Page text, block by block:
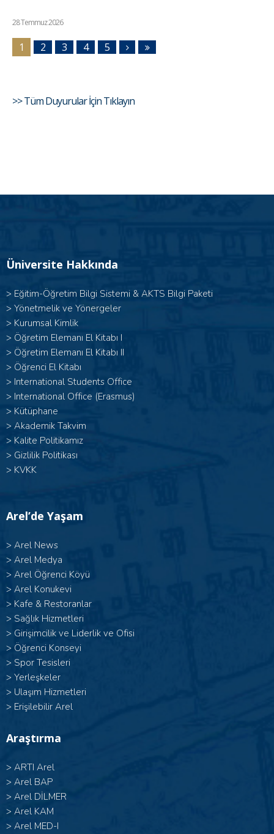
28 Temmuz 2026
1 2 3 4 5
>> Tüm Duyurular İçin Tıklayın
Üniversite Hakkında
> Eğitim-Öğretim Bilgi Sistemi & AKTS Bilgi Paketi
> Yönetmelik ve Yönergeler
> Kurumsal Kimlik
> Öğretim Elemanı El Kitabı I
> Öğretim Elemanı El Kitabı II
> Öğrenci El Kitabı
> International Students Office
> International Office (Erasmus)
> Kütüphane
> Akademik Takvim
> Kalite Politikamız
> Gizlilik Politikası
> KVKK
Arel’de Yaşam
> Arel News
> Arel Medya
> Arel Öğrenci Köyü
> Arel Konukevi
> Kafe & Restoranlar
> Sağlık Hizmetleri
> Girişimcilik ve Liderlik ve Ofisi
> Öğrenci Konseyi
> Spor Tesisleri
> Yerleşkeler
> Ulaşım Hizmetleri
> Erişilebilir Arel
Araştırma
> ARTI Arel
> Arel BAP
> Arel DİLMER
> Arel KAM
> Arel MED-I